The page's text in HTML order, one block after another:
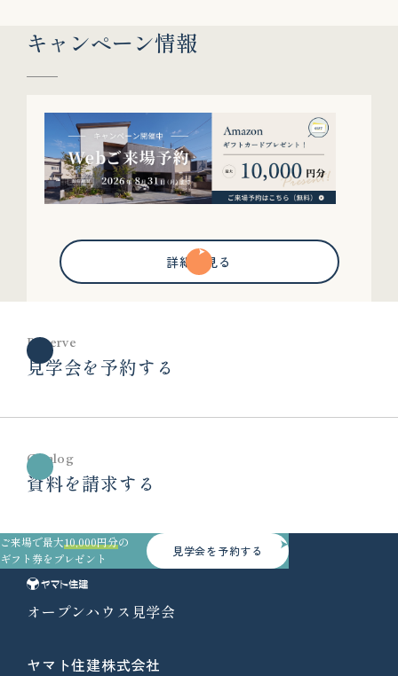
キャンペーン情報
詳細を見る
Reserve
見学会を予約する
Catalog
資料を請求する
ご来場で最大10,000円分の
ギフト券をプレゼント
見学会を予約する
オープンハウス見学会
ヤマト住建株式会社